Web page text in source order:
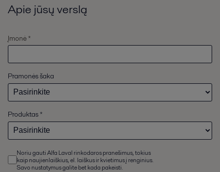
Apie jūsų verslą
Įmonė *
Pramonės šaka
Produktas *
Noriu gauti Alfa Laval rinkodaros pranešimus, tokius
kaip naujienlaiškius, el. laiškus ir kvietimus į renginius.
Savo nustatymus galite bet kada pakeisti.